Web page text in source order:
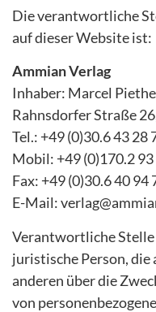
Die verantwortliche
auf dieser Website ist:
Ammian Verlag
Inhaber: Marcel Piethe
Rahnsdorfer Straße
Tel.: +49 (0)30.6 43 28
Mobil: +49 (0)170.2 93
Fax: +49 (0)30.6 40 94
E-Mail:
Verantwortliche
juristische Person, die
anderen über die
von